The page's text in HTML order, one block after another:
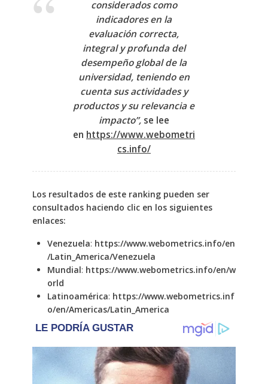
considerados como
indicadores en la
evaluación correcta,
integral y profunda del
desempeño global de la
universidad, teniendo en
cuenta sus actividades y
productos y su relevancia e
impacto”,se lee
en https://www.webometri
cs.info/
Los resultados de este ranking pueden ser
consultados haciendo clic en los siguientes
enlaces:
Venezuela: https://www.webometrics.info/en
/Latin_America/Venezuela
Mundial: https://www.webometrics.info/en/w
orld
Latinoamérica: https://www.webometrics.inf
o/en/Americas/Latin_America